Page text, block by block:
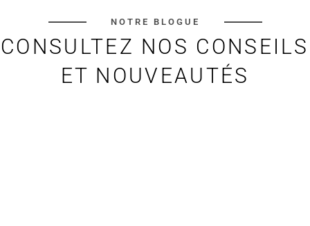
NOTRE BLOGUE
CONSULTEZ NOS CONSEILS
ET NOUVEAUTÉS